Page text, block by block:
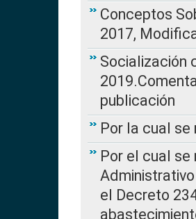
Conceptos
2017,
Socialización
publicación
Por la cual se
Por el cual
el Decreto